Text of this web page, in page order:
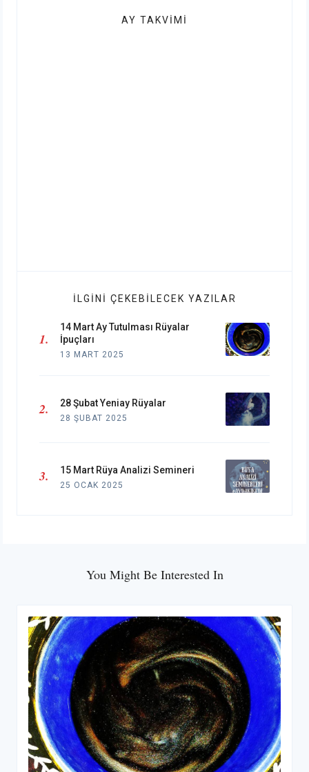
AY TAKVIMI
İLGINI ÇEKEBILECEK YAZILAR
14 Mart Ay Tutulması Rüyalar
İpuçları
13 MART 2025
28 Şubat Yeniay Rüyalar
28 ŞUBAT 2025
15 Mart Rüya Analizi Semineri
25 OCAK 2025
You Might Be Interested In